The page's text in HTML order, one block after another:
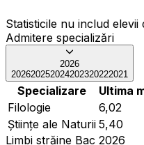
Statisticile nu includ
Admitere specializări
2026
202620252024202320222021
Specializare Ultima
Filologie
6,02
Ştiinţe ale Naturii 5,40
Limbi străine Bac 2026